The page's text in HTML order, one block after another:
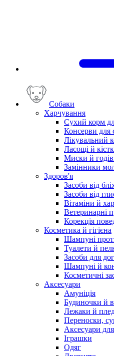
Собаки
Харчування
Сухий корм
Консерви для
Лікувальний
Ласощі й
Миски й
Замінники
Здоров'я
Засоби від
Засоби від
Вітаміни й
Ветеринарні
Корекція
Косметика й гігієна
Шампуні
Туалети й
Засоби для
Шампуні й
Косметичні
Аксесуари
Амуніція
Будиночки й
Лежаки й
Переноски,
Аксесуари
Іграшки
Одяг